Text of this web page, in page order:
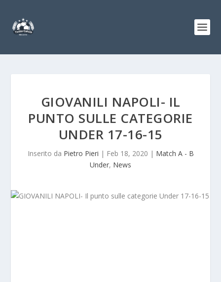
GIOVANILI NAPOLI- IL
PUNTO SULLE CATEGORIE
UNDER 17-16-15
Inserito da Pietro Pieri | Feb 18, 2020 | Match A - B
Under, News